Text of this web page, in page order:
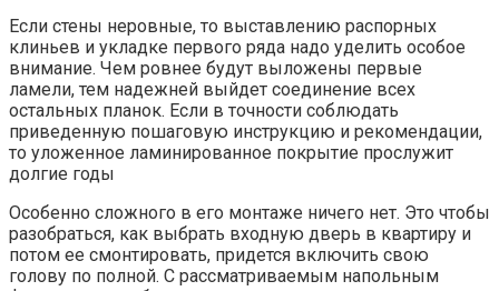
Если стены неровные, то выставлению распорных
клиньев и укладке первого ряда надо уделить особое
внимание. Чем ровнее будут выложены первые
ламели, тем надежней выйдет соединение всех
остальных планок. Если в точности соблюдать
приведенную пошаговую инструкцию и рекомендации,
то уложенное ламинированное покрытие прослужит
долгие годы
Особенно сложного в его монтаже ничего нет. Это чтобы
разобраться, как выбрать входную дверь в квартиру и
потом ее смонтировать, придется включить свою
голову по полной. С рассматриваемым напольным